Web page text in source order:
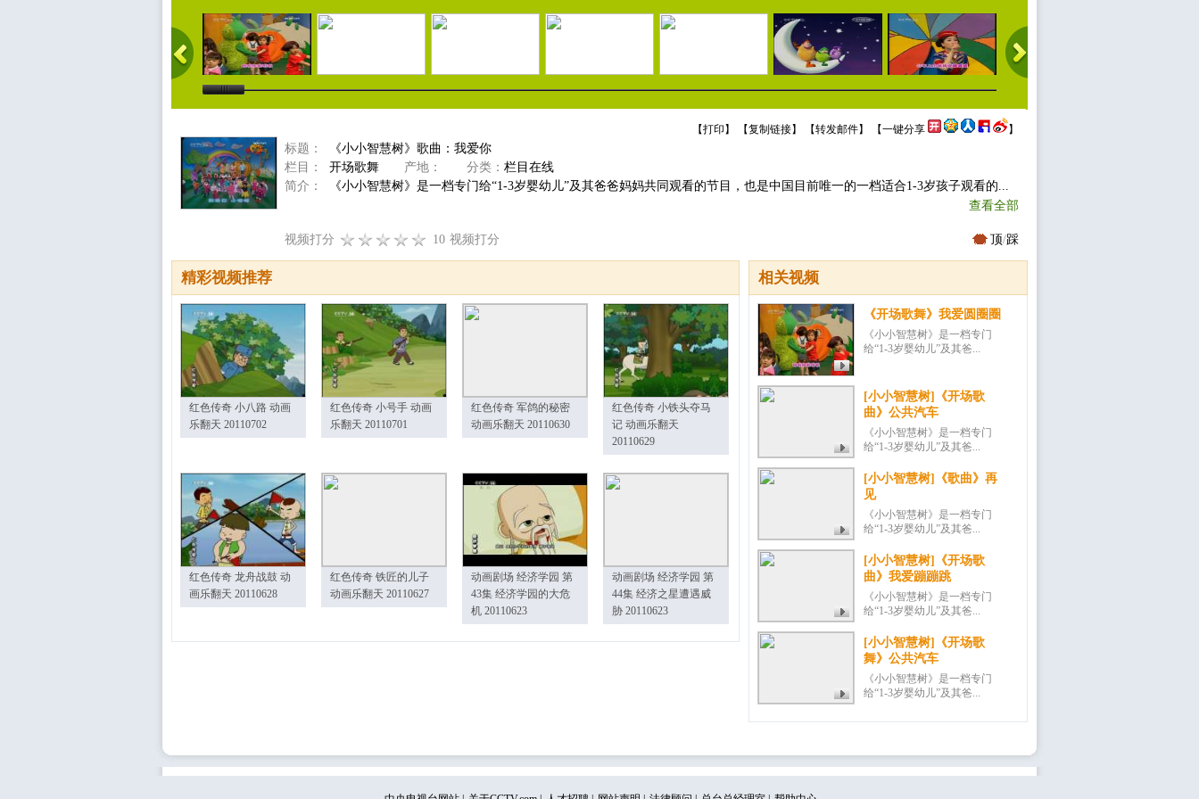
【打印 】 【复制链接】 【转发邮件】 【一键分享 】
标题：
《小小智慧树》歌曲：我爱你
栏目：
开场歌舞 产地： 分类： 栏目在线
简介：
《小小智慧树》是一档专门给“1-3岁婴幼儿”及其爸爸妈妈共同观看的节目，也是中国目前唯一的一档适合1-3岁孩子观看的...
查看全部
视频打分 10 视频打分 顶/踩
相关视频
《开场歌舞》我爱圆圈圈
《小小智慧树》是一档专门
给“1-3岁婴幼儿”及其爸...
[小小智慧树]《开场歌
曲》公共汽车
《小小智慧树》是一档专门
给“1-3岁婴幼儿”及其爸...
[小小智慧树]《歌曲》再
见
《小小智慧树》是一档专门
给“1-3岁婴幼儿”及其爸...
[小小智慧树]《开场歌
曲》我爱蹦蹦跳
《小小智慧树》是一档专门
给“1-3岁婴幼儿”及其爸...
[小小智慧树]《开场歌
舞》公共汽车
《小小智慧树》是一档专门
给“1-3岁婴幼儿”及其爸...
精彩视频推荐
红色传奇 小八路 动画
乐翻天 20110702
红色传奇 小号手 动画
乐翻天 20110701
红色传奇 军鸽的秘密
动画乐翻天 20110630
红色传奇 小铁头夺马
记 动画乐翻天
20110629
红色传奇 龙舟战鼓 动
画乐翻天 20110628
红色传奇 铁匠的儿子
动画乐翻天 20110627
动画剧场 经济学园 第
43集 经济学园的大危
机 20110623
动画剧场 经济学园 第
44集 经济之星遭遇威
胁 20110623